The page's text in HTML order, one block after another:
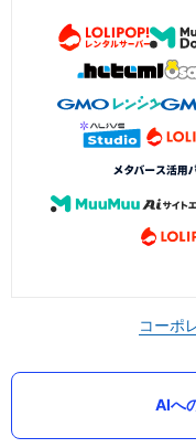
コーポ
AIへ